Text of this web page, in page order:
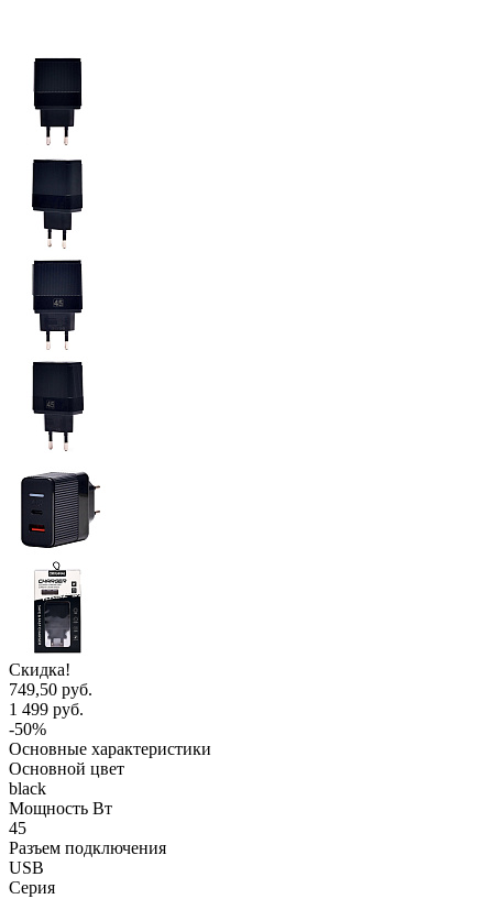
Скидка!
749,50 руб.
1 499 руб.
-50%
Основные характеристики
Основной цвет
black
Мощность Вт
45
Разъем подключения
USB
Серия